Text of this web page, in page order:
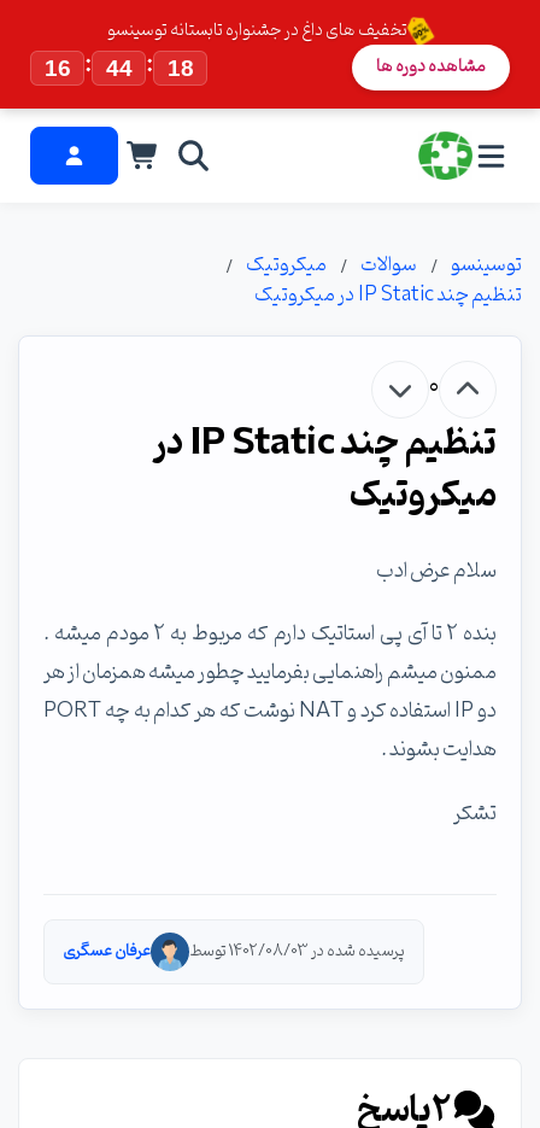
تخفیف های داغ در جشنواره تابستانه توسینسو
16
: 44 : 17 مشاهده دوره ها
توسینسو سوالات
میکروتیک
تنظیم چند IP Static در میکروتیک
0
تنظیم چند IP Static در
میکروتیک
سلام عرض ادب
بنده 2 تا آی پی استاتیک دارم که مربوط به 2 مودم میشه .
ممنون میشم راهنمایی بفرمایید چطور میشه همزمان از هر
دو IP استفاده کرد و NAT نوشت که هر کدام به چه PORT
هدایت بشوند .
تشکر
پرسیده شده در 1402/08/03 توسط عرفان عسگری
2پاسخ